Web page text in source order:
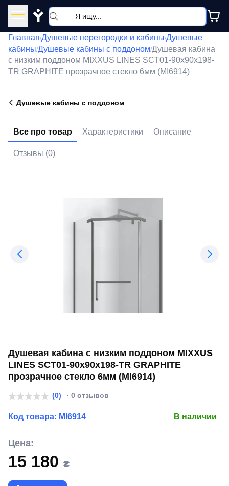
Y
Главная/Душевые перегородки и кабины/Душевые
кабины/Душевые кабины с поддоном/Душевая кабина
с низким поддоном MIXXUS LINES SCT01-90x90x198-
TR GRAPHITE прозрачное стекло 6мм (MI6914)
Душевые кабины с поддоном
Все про товар Характеристики Описание
Отзывы (0)
Душевая кабина с низким поддоном MIXXUS
LINES SCT01-90x90x198-TR GRAPHITE
прозрачное стекло 6мм (MI6914)
(0) · 0 отзывов
Код товара: MI6914 В наличии
Цена:
15 180 ₴